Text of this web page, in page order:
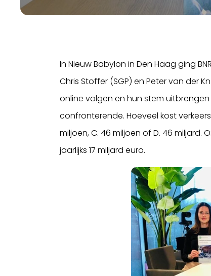
In Nieuw Babylon in Den Haag ging
Chris Stoffer (SGP) en Peter van der
online volgen en hun stem
confronterende. Hoeveel kost
miljoen, C. 46 miljoen of D. 46
jaarlijks 17 miljard euro.